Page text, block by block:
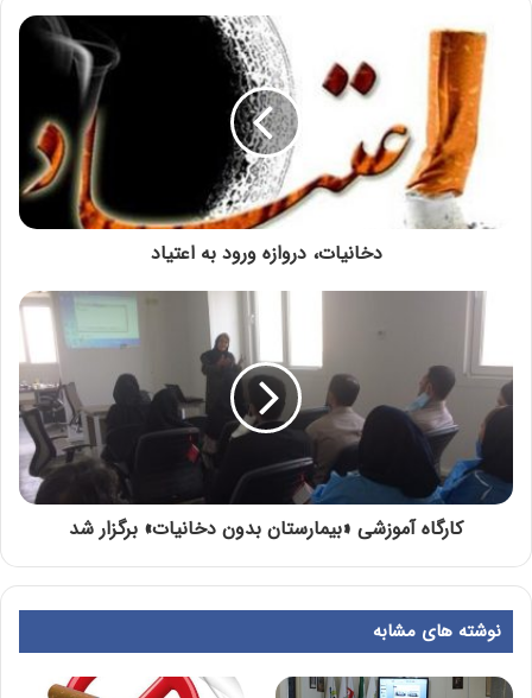
دخانیات، دروازه ورود به اعتیاد
کارگاه آموزشی «بیمارستان بدون دخانیات» برگزار شد
نوشته های مشابه